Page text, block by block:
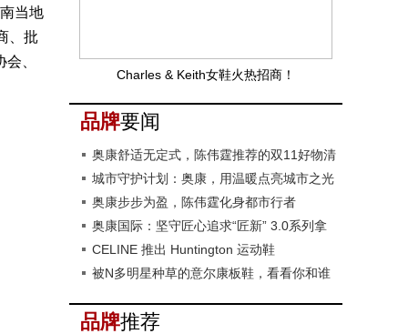
当地
、批
、
Charles & Keith女鞋火热招商！
品牌要闻
奥康舒适无定式，陈伟霆推荐的双11好物清
单来了
城市守护计划：奥康，用温暖点亮城市之光
奥康步步为盈，陈伟霆化身都市行者
奥康国际：坚守匠心追求“匠新” 3.0系列拿
捏多种穿着场景
CELINE 推出 Huntington 运动鞋
被N多明星种草的意尔康板鞋，看看你和谁
品牌推荐